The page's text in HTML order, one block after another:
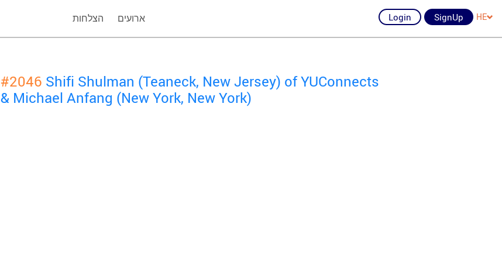
הצלחות ארועים Login SignUp HE
#2046 Shifi Shulman (Teaneck, New Jersey) of YUConnects
& Michael Anfang (New York, New York)